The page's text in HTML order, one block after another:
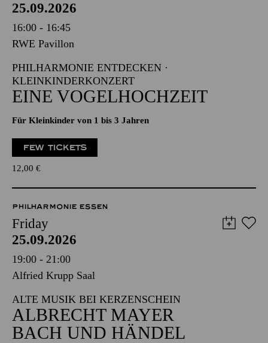
25.09.2026
16:00 - 16:45
RWE Pavillon
PHILHARMONIE ENTDECKEN ·
KLEINKINDERKONZERT
EINE VOGELHOCHZEIT
Für Kleinkinder von 1 bis 3 Jahren
FEW TICKETS
12,00 €
PHILHARMONIE ESSEN
Friday
25.09.2026
19:00 - 21:00
Alfried Krupp Saal
ALTE MUSIK BEI KERZENSCHEIN
ALBRECHT MAYER
BACH UND HÄNDEL